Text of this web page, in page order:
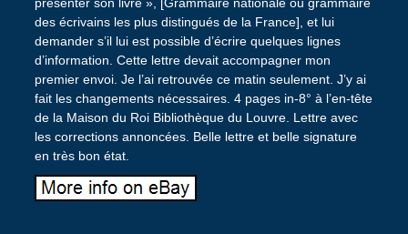
des écrivains les plus distingués de la France], et lui
demander s’il lui est possible d’écrire quelques lignes
d’information. Cette lettre devait accompagner mon
premier envoi. Je l’ai retrouvée ce matin seulement. J’y ai
fait les changements nécessaires. 4 pages in-8° à l’en-tête
de la Maison du Roi Bibliothèque du Louvre. Lettre avec
les corrections annoncées. Belle lettre et belle signature
en très bon état.